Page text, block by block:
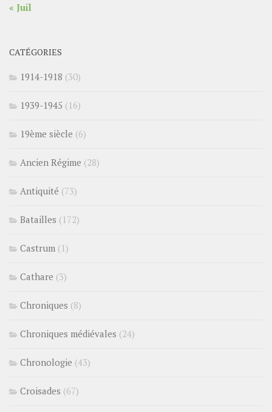
« Juil
CATÉGORIES
1914-1918 (30)
1939-1945 (16)
19ème siècle (6)
Ancien Régime (28)
Antiquité (73)
Batailles (172)
Castrum (1)
Cathare (3)
Chroniques (8)
Chroniques médiévales (24)
Chronologie (43)
Croisades (67)